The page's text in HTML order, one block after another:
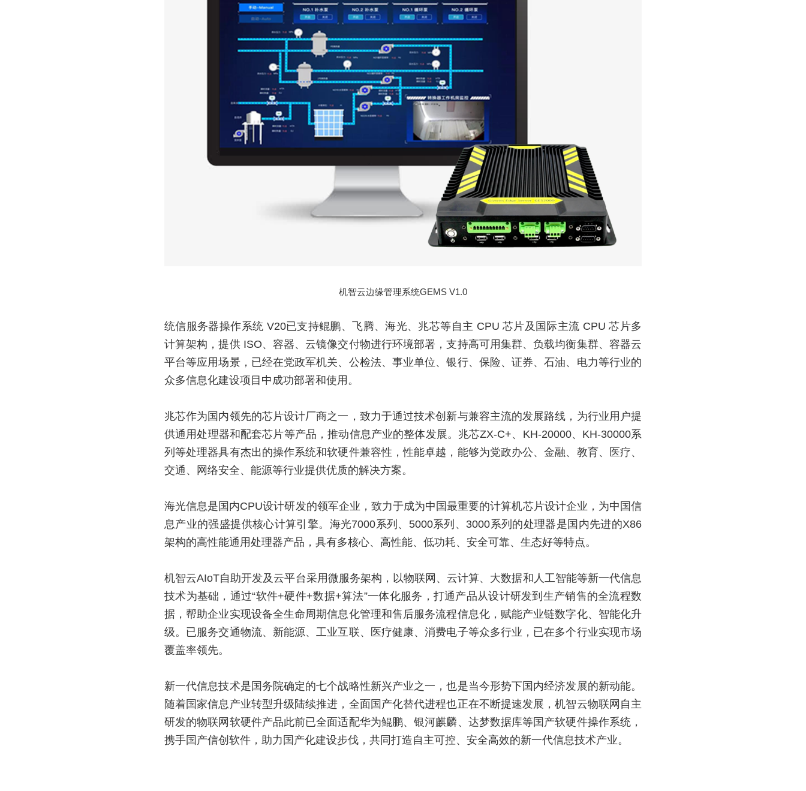
机智云边缘管理系统GEMS V1.0
统信服务器操作系统 V20已支持鲲鹏、飞腾、海光、兆芯等自主 CPU 芯片及国际主流 CPU 芯片多
计算架构，提供 ISO、容器、云镜像交付物进行环境部署，支持高可用集群、负载均衡集群、容器云
平台等应用场景，已经在党政军机关、公检法、事业单位、银行、保险、证券、石油、电力等行业的
众多信息化建设项目中成功部署和使用。
兆芯作为国内领先的芯片设计厂商之一，致力于通过技术创新与兼容主流的发展路线，为行业用户提
供通用处理器和配套芯片等产品，推动信息产业的整体发展。兆芯ZX-C+、KH-20000、KH-30000系
列等处理器具有杰出的操作系统和软硬件兼容性，性能卓越，能够为党政办公、金融、教育、医疗、
交通、网络安全、能源等行业提供优质的解决方案。
海光信息是国内CPU设计研发的领军企业，致力于成为中国最重要的计算机芯片设计企业，为中国信
息产业的强盛提供核心计算引擎。海光7000系列、5000系列、3000系列的处理器是国内先进的X86
架构的高性能通用处理器产品，具有多核心、高性能、低功耗、安全可靠、生态好等特点。
机智云AIoT自助开发及云平台采用微服务架构，以物联网、云计算、大数据和人工智能等新一代信息
技术为基础，通过“软件+硬件+数据+算法”一体化服务，打通产品从设计研发到生产销售的全流程数
据，帮助企业实现设备全生命周期信息化管理和售后服务流程信息化，赋能产业链数字化、智能化升
级。已服务交通物流、新能源、工业互联、医疗健康、消费电子等众多行业，已在多个行业实现市场
覆盖率领先。
新一代信息技术是国务院确定的七个战略性新兴产业之一，也是当今形势下国内经济发展的新动能。
随着国家信息产业转型升级陆续推进，全面国产化替代进程也正在不断提速发展，机智云物联网自主
研发的物联网软硬件产品此前已全面适配华为鲲鹏、银河麒麟、达梦数据库等国产软硬件操作系统，
携手国产信创软件，助力国产化建设步伐，共同打造自主可控、安全高效的新一代信息技术产业。